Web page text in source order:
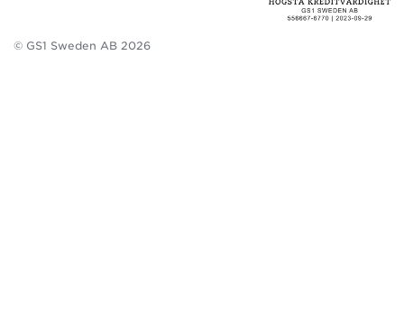
© GS1 Sweden AB 2026